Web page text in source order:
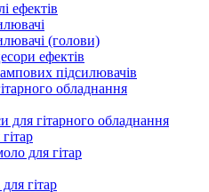
ефектів
(голови)
ефектів
підсилювачів
обладнання
для гітарного обладнання
для гітар
гітар